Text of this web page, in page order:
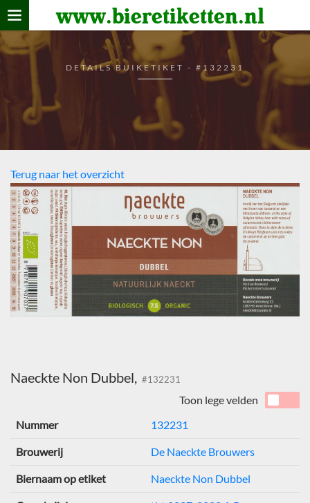
www.bieretiketten.nl
Home
verzamelen
De bierkaart
Bezoekers
DETAILS BUIKETIKET - #132231
Terug naar het overzicht
Naeckte Non Dubbel, #132231
Toon lege velden
Nummer
132231
Brouwerij De Naeckte Brouwers
Biernaam op etiket Naeckte Non Dubbel